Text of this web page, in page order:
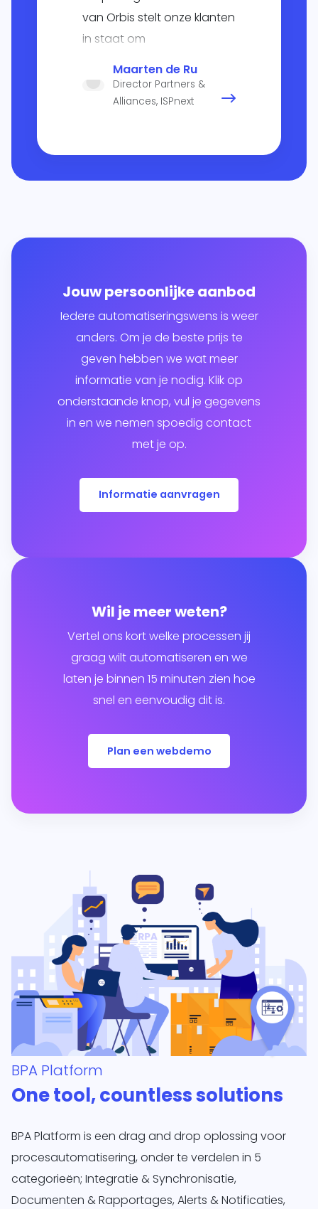
van Orbis stelt onze klanten
in staat om
vergaand te digitaliseren
en zo handmatige
Maarten de Ru
Director Partners &
Alliances, ISPnext
Jouw persoonlijke aanbod
Iedere automatiseringswens is weer
anders. Om je de beste prijs te
geven hebben we wat meer
informatie van je nodig. Klik op
onderstaande knop, vul je gegevens
in en we nemen spoedig contact
met je op.
Informatie aanvragen
Wil je meer weten?
Vertel ons kort welke processen jij
graag wilt automatiseren en we
laten je binnen 15 minuten zien hoe
snel en eenvoudig dit is.
Plan een webdemo
BPA Platform
One tool, countless solutions
BPA Platform is een drag and drop oplossing voor
procesautomatisering, onder te verdelen in 5
categorieën; Integratie & Synchronisatie,
Documenten & Rapportages, Alerts & Notificaties,